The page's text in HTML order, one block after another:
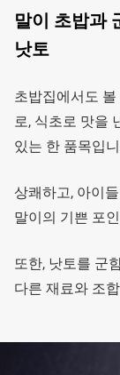
말이 초밥과
낫토
초밥집에서도
로, 식초로 맛을
있는 한 품목입
상쾌하고, 아이
말이의 기쁜 포
또한, 낫토를 군
다른 재료와 조